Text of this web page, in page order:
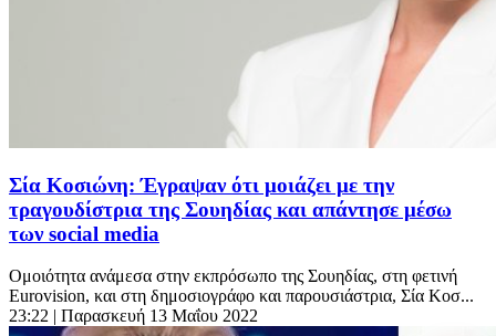
Σία Κοσιώνη: Έγραψαν ότι μοιάζει με την
τραγουδίστρια της Σουηδίας και απάντησε μέσω
των social media
Ομοιότητα ανάμεσα στην εκπρόσωπο της Σουηδίας, στη φετινή
Eurovision, και στη δημοσιογράφο και παρουσιάστρια, Σία Κοσ...
23:22 | Παρασκευή 13 Μαΐου 2022